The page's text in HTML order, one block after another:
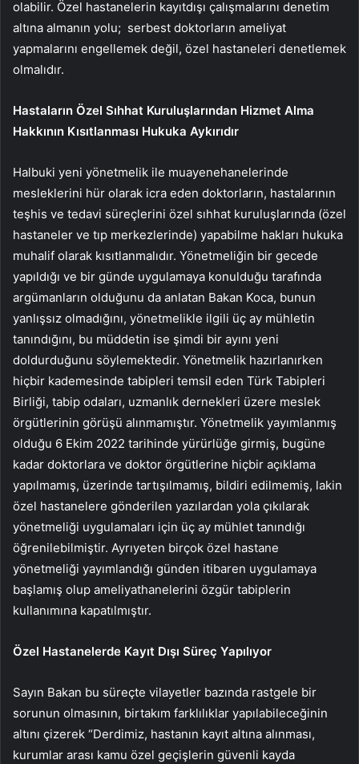
olabilir. Özel hastanelerin kayıtdışı çalışmalarını denetim
altına almanın yolu; serbest doktorların ameliyat
yapmalarını engellemek değil, özel hastaneleri denetlemek
olmalıdır.
Hastaların Özel Sıhhat Kuruluşlarından Hizmet Alma
Hakkının Kısıtlanması Hukuka Aykırıdır
Halbuki yeni yönetmelik ile muayenehanelerinde
mesleklerini hür olarak icra eden doktorların, hastalarının
teşhis ve tedavi süreçlerini özel sıhhat kuruluşlarında (özel
hastaneler ve tıp merkezlerinde) yapabilme hakları hukuka
muhalif olarak kısıtlanmalıdır. Yönetmeliğin bir gecede
yapıldığı ve bir günde uygulamaya konulduğu tarafında
argümanların olduğunu da anlatan Bakan Koca, bunun
yanlışsız olmadığını, yönetmelikle ilgili üç ay mühletin
tanındığını, bu müddetin ise şimdi bir ayını yeni
doldurduğunu söylemektedir. Yönetmelik hazırlanırken
hiçbir kademesinde tabipleri temsil eden Türk Tabipleri
Birliği, tabip odaları, uzmanlık dernekleri üzere meslek
örgütlerinin görüşü alınmamıştır. Yönetmelik yayımlanmış
olduğu 6 Ekim 2022 tarihinde yürürlüğe girmiş, bugüne
kadar doktorlara ve doktor örgütlerine hiçbir açıklama
yapılmamış, üzerinde tartışılmamış, bildiri edilmemiş, lakin
özel hastanelere gönderilen yazılardan yola çıkılarak
yönetmeliği uygulamaları için üç ay mühlet tanındığı
öğrenilebilmiştir. Ayrıyeten birçok özel hastane
yönetmeliği yayımlandığı günden itibaren uygulamaya
başlamış olup ameliyathanelerini özgür tabiplerin
kullanımına kapatılmıştır.
Özel Hastanelerde Kayıt Dışı Süreç Yapılıyor
Sayın Bakan bu süreçte vilayetler bazında rastgele bir
sorunun olmasının, birtakım farklılıklar yapılabileceğinin
altını çizerek “Derdimiz, hastanın kayıt altına alınması,
kurumlar arası kamu özel geçişlerin güvenli kayda